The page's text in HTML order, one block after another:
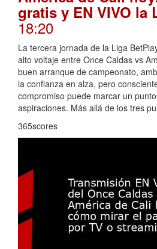
gratis y EN VIVO la
18:20
La tercera jornada de la Liga
alto voltaje entre Once Caldas vs
buen arranque de campeonato,
la confianza en alza, pero
compromiso puede marcar un
aspiraciones. Más allá de los tres
365scores